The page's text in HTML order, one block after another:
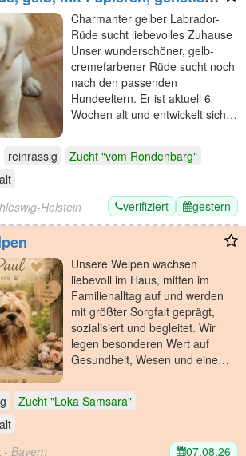
Charmanter gelber Labrador-
Rüde sucht liebevolles Zuhause
Unser wunderschöner, gelb-
cremefarbener Rüde sucht noch
nach den passenden
Hundeeltern. Er ist aktuell 6
Wochen alt und entwickelt sich…
reinrassig
Zucht "vom Rondenbarg"
alt
Holstein verifiziert gestern
Unsere Welpen wachsen
liebevoll im Haus, mitten im
Familienalltag auf und werden
mit größter Sorgfalt geprägt,
sozialisiert und begleitet. Wir
legen besonderen Wert auf
Gesundheit, Wesen und eine…
Zucht "Loka Samsara"
alt
- Bayern 07.08.26